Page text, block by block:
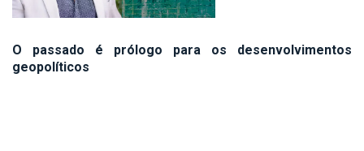
O passado é prólogo para os desenvolvimentos
geopolíticos